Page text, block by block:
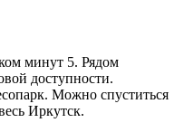
минут 5. Рядом
доступности.
Можно спуститься
Иркутск.